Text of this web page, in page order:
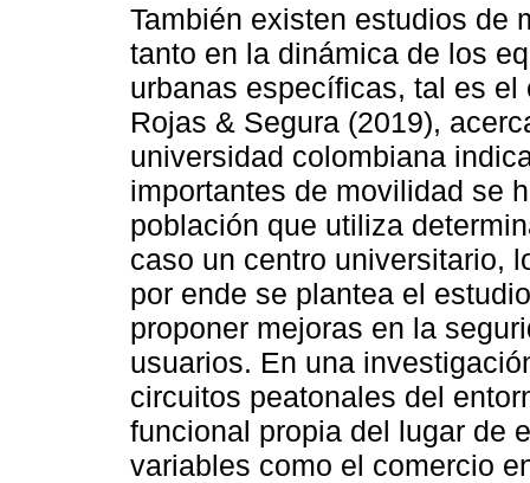
También existen estudios de
tanto en la dinámica de los
urbanas específicas, tal es
Rojas & Segura (2019),
universidad colombiana
importantes de movilidad se
población que utiliza
caso un centro universitario,
por ende se plantea el
proponer mejoras en la
usuarios. En una
circuitos peatonales del
funcional propia del lugar de
variables como el comercio